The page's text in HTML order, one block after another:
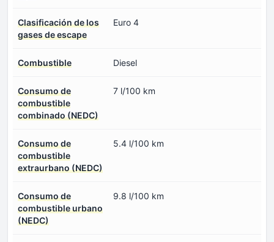
Clasificación de los
gases de escape
Euro 4
Combustible Diesel
Consumo de
combustible
combinado (NEDC)
7 l/100 km
Consumo de
combustible
extraurbano (NEDC)
5.4 l/100 km
Consumo de
combustible urbano
(NEDC)
9.8 l/100 km